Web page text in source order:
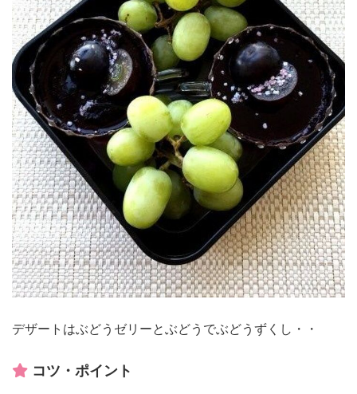
デザートはぶどうゼリーとぶどうでぶどうずくし・・
コツ・ポイント